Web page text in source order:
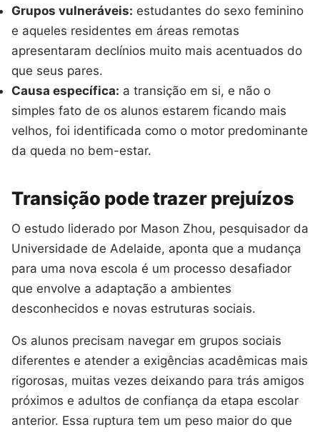
Grupos vulneráveis: estudantes do sexo feminino
e aqueles residentes em áreas remotas
apresentaram declínios muito mais acentuados do
que seus pares.
Causa específica: a transição em si, e não o
simples fato de os alunos estarem ficando mais
velhos, foi identificada como o motor predominante
da queda no bem-estar.
Transição pode trazer prejuízos
O estudo liderado por Mason Zhou, pesquisador da
Universidade de Adelaide, aponta que a mudança
para uma nova escola é um processo desafiador
que envolve a adaptação a ambientes
desconhecidos e novas estruturas sociais.
Os alunos precisam navegar em grupos sociais
diferentes e atender a exigências acadêmicas mais
rigorosas, muitas vezes deixando para trás amigos
próximos e adultos de confiança da etapa escolar
anterior. Essa ruptura tem um peso maior do que